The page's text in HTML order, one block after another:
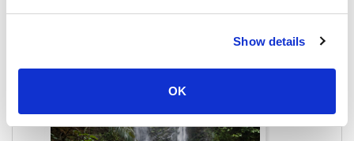
Show details
OK